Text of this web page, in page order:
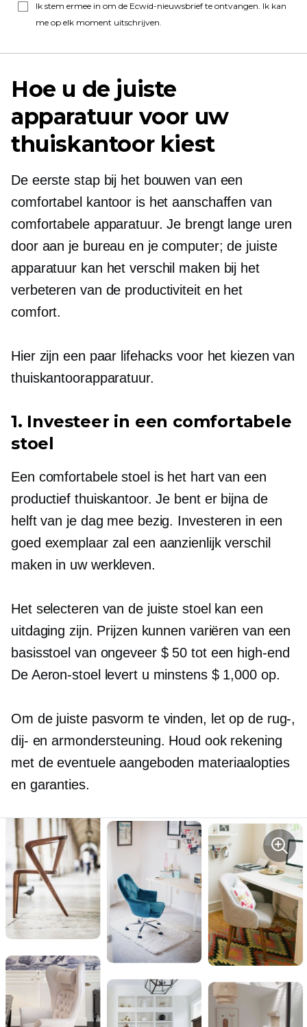
Ik stem ermee in om de Ecwid-nieuwsbrief te ontvangen. Ik kan
me op elk moment uitschrijven.
Hoe u de juiste
apparatuur voor uw
thuiskantoor kiest
De eerste stap bij het bouwen van een
comfortabel kantoor is het aanschaffen van
comfortabele apparatuur. Je brengt lange uren
door aan je bureau en je computer; de juiste
apparatuur kan het verschil maken bij het
verbeteren van de productiviteit en het
comfort.
Hier zijn een paar lifehacks voor het kiezen van
thuiskantoorapparatuur.
1. Investeer in een comfortabele
stoel
Een comfortabele stoel is het hart van een
productief thuiskantoor. Je bent er bijna de
helft van je dag mee bezig. Investeren in een
goed exemplaar zal een aanzienlijk verschil
maken in uw werkleven.
Het selecteren van de juiste stoel kan een
uitdaging zijn. Prijzen kunnen variëren van een
basisstoel van ongeveer $ 50 tot een high-end
De Aeron-stoel levert u minstens $ 1,000 op.
Om de juiste pasvorm te vinden, let op de rug-,
dij- en armondersteuning. Houd ook rekening
met de eventuele aangeboden materiaalopties
en garanties.